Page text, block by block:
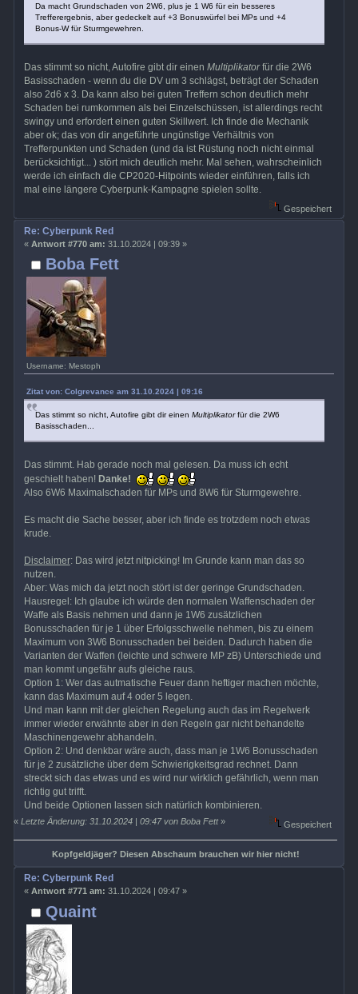
Da macht Grundschaden von 2W6, plus je 1 W6 für ein besseres
Trefferergebnis, aber gedeckelt auf +3 Bonuswürfel bei MPs und +4
Bonus-W für Sturmgewehren.
Das stimmt so nicht, Autofire gibt dir einen Multiplikatorfür die 2W6
Basisschaden - wenn du die DV um 3 schlägst, beträgt der Schaden
also 2d6 x 3. Da kann also bei guten Treffern schon deutlich mehr
Schaden bei rumkommen als bei Einzelschüssen, ist allerdings recht
swingy und erfordert einen guten Skillwert. Ich finde die Mechanik
aber ok; das von dir angeführte ungünstige Verhältnis von
Trefferpunkten und Schaden (und da ist Rüstung noch nicht einmal
berücksichtigt... ) stört mich deutlich mehr. Mal sehen, wahrscheinlich
werde ich einfach die CP2020-Hitpoints wieder einführen, falls ich
mal eine längere Cyberpunk-Kampagne spielen sollte.
Gespeichert
Boba Fett
Username: Mestoph
Re: Cyberpunk Red
« Antwort #770 am: 31.10.2024 | 09:39 »
Zitat von: Colgrevance am 31.10.2024 | 09:16
Das stimmt so nicht, Autofire gibt dir einen Multiplikatorfür die 2W6
Basisschaden...
Das stimmt. Hab gerade noch mal gelesen. Da muss ich echt
geschielt haben! Danke!
Also 6W6 Maximalschaden für MPs und 8W6 für Sturmgewehre.
Es macht die Sache besser, aber ich finde es trotzdem noch etwas
krude.
Disclaimer: Das wird jetzt nitpicking! Im Grunde kann man das so
nutzen.
Aber: Was mich da jetzt noch stört ist der geringe Grundschaden.
Hausregel: Ich glaube ich würde den normalen Waffenschaden der
Waffe als Basis nehmen und dann je 1W6 zusätzlichen
Bonusschaden für je 1 über Erfolgsschwelle nehmen, bis zu einem
Maximum von 3W6 Bonusschaden bei beiden. Dadurch haben die
Varianten der Waffen (leichte und schwere MP zB) Unterschiede und
man kommt ungefähr aufs gleiche raus.
Option 1: Wer das autmatische Feuer dann heftiger machen möchte,
kann das Maximum auf 4 oder 5 legen.
Und man kann mit der gleichen Regelung auch das im Regelwerk
immer wieder erwähnte aber in den Regeln gar nicht behandelte
Maschinengewehr abhandeln.
Option 2: Und denkbar wäre auch, dass man je 1W6 Bonusschaden
für je 2 zusätzliche über dem Schwierigkeitsgrad rechnet. Dann
streckt sich das etwas und es wird nur wirklich gefährlich, wenn man
richtig gut trifft.
Und beide Optionen lassen sich natürlich kombinieren.
«Letzte Änderung: 31.10.2024 | 09:47 von Boba Fett» Gespeichert
Kopfgeldjäger? Diesen Abschaum brauchen wir hier nicht!
Quaint
Re: Cyberpunk Red
« Antwort #771 am: 31.10.2024 | 09:47 »